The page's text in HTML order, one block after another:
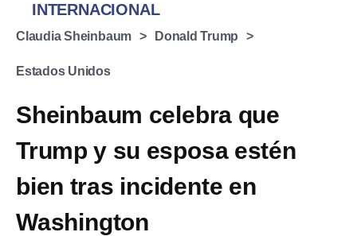
INTERNACIONAL
Claudia Sheinbaum Donald Trump
Estados Unidos
Sheinbaum celebra que
Trump y su esposa estén
bien tras incidente en
Washington